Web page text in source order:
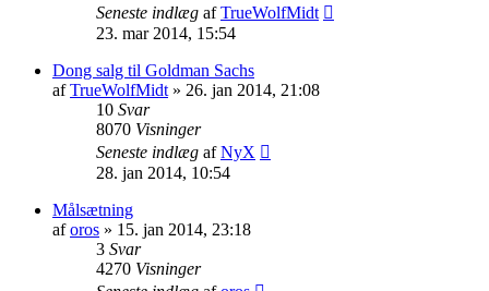
Seneste indlæg afTrueWolfMidt
23. mar 2014, 15:54
Dong salg til Goldman Sachs
afTrueWolfMidt » 26. jan 2014, 21:08
10 Svar
8070 Visninger
Seneste indlæg afNyX
28. jan 2014, 10:54
Målsætning
aforos » 15. jan 2014, 23:18
3 Svar
4270 Visninger